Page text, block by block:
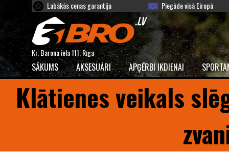
Labākās cenas garantija Piegāde visā Eiropā
Kr. Barona iela 111, Rīga
SĀKUMS AKSESUĀRI APĢĒRBI IKDIENAI
Klātienes veikals